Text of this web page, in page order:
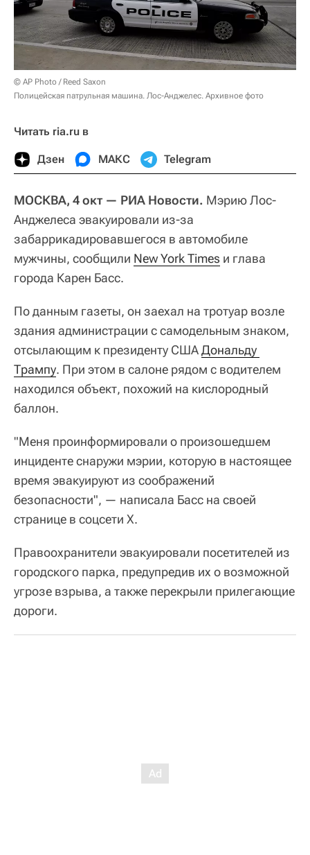
© AP Photo / Reed Saxon
Полицейская патрульная машина. Лос-Анджелес. Архивное фото
Читать ria.ru в
Дзен МАКС Telegram
МОСКВА, 4 окт — РИА Новости. Мэрию Лос-
Анджелеса эвакуировали из-за
забаррикадировавшегося в автомобиле
мужчины, сообщили New York Times и глава
города Карен Басс.
По данным газеты, он заехал на тротуар возле
здания администрации с самодельным знаком,
отсылающим к президенту СШАДональду
Трампу. При этом в салоне рядом с водителем
находился объект, похожий на кислородный
баллон.
"Меня проинформировали о произошедшем
инциденте снаружи мэрии, которую в настоящее
время эвакуируют из соображений
безопасности", — написала Басс на своей
странице в соцсети X.
Правоохранители эвакуировали посетителей из
городского парка, предупредив их о возможной
угрозе взрыва, а также перекрыли прилегающие
дороги.